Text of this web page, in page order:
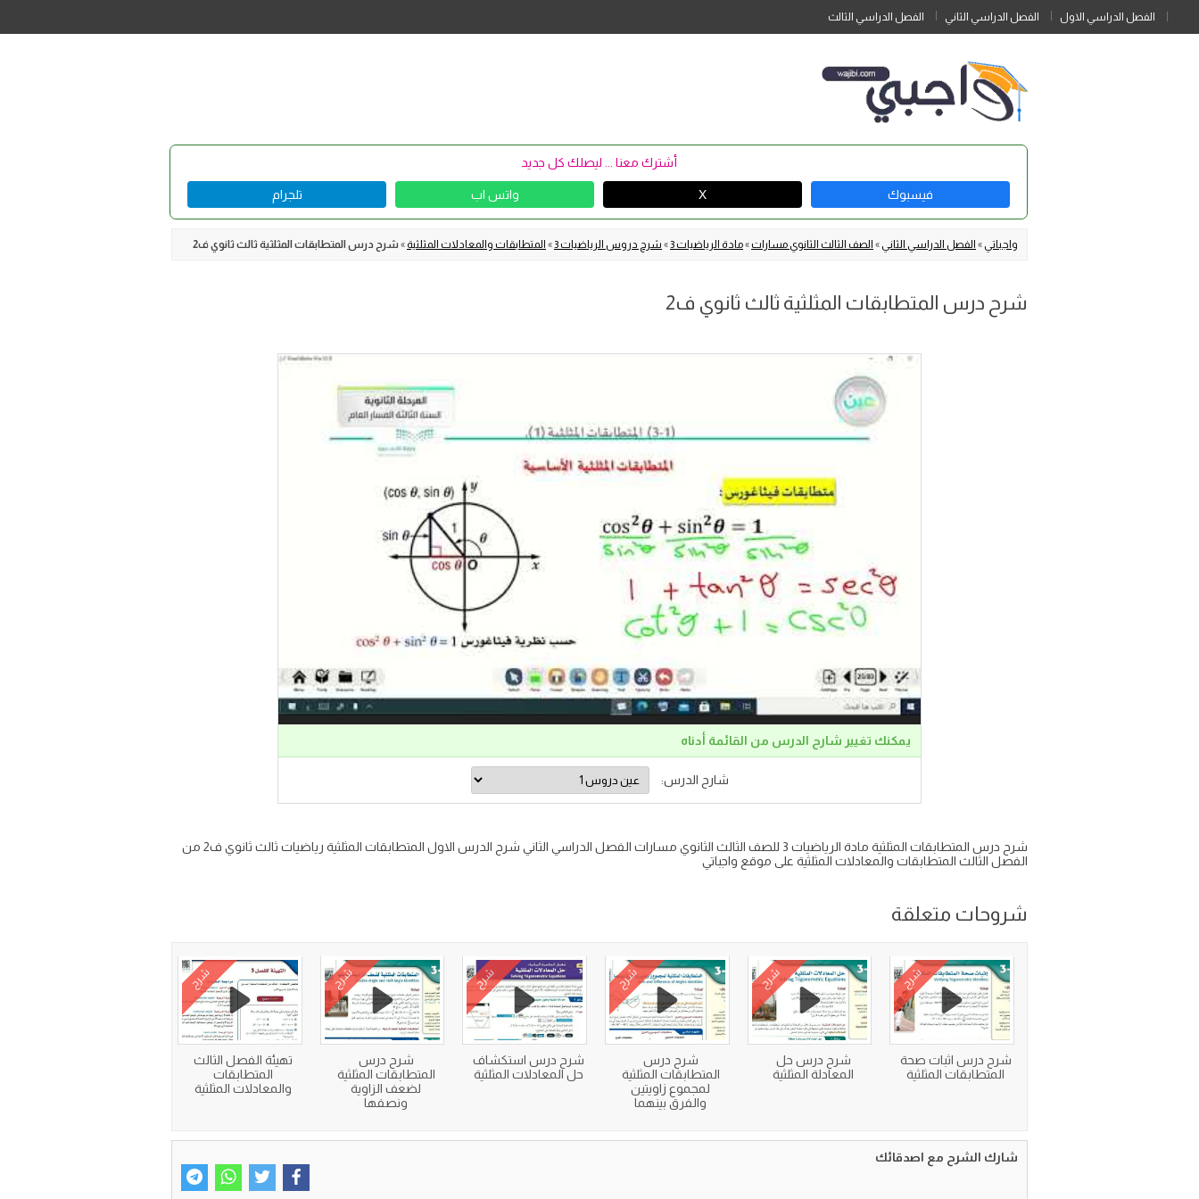
الفصل الدراسي الاول الفصل الدراسي الثاني الفصل الدراسي الثالث
أشترك معنا ... ليصلك كل جديد
فيسبوك X واتس اب تلجرام
واجباتي » الفصل الدراسي الثاني » الصف الثالث الثانوي مسارات»مادة الرياضيات 3 » شرح دروس الرياضيات 3 » المتطابقات والمعادلات المثلثية »شرح درس المتطابقات المثلثية ثالث ثانوي ف2
شرح درس المتطابقات المثلثية ثالث ثانوي ف2
يمكنك تغيير شارح الدرس من القائمة أدناه
شارح الدرس:
شرح درس المتطابقات المثلثية مادة الرياضيات 3 للصف الثالث الثانوي مسارات الفصل الدراسي الثاني شرح الدرس الاول المتطابقات المثلثية رياضيات ثالث ثانوي ف2 من
الفصل الثالث المتطابقات والمعادلات المثلثية على موقع واجباتي
شروحات متعلقة
شرح
شرح درس اثبات صحة
المتطابقات المثلثية
شرح
شرح درس حل
المعادلة المثلثية
شرح
شرح درس
المتطابقات المثلثية
لمجموع زاويتين
والفرق بينهما
شرح
شرح درس استكشاف
حل المعادلات المثلثية
شرح
شرح درس
المتطابقات المثلثية
لضعف الزاوية
ونصفها
شرح
تهيئة الفصل الثالث
المتطابقات
والمعادلات المثلثية
شارك الشرح مع اصدقائك